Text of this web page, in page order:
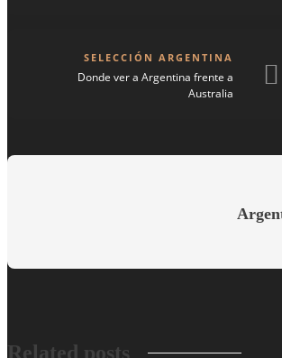
SELECCIÓN ARGENTINA
Donde ver a Argentina frente a
Australia
Related posts